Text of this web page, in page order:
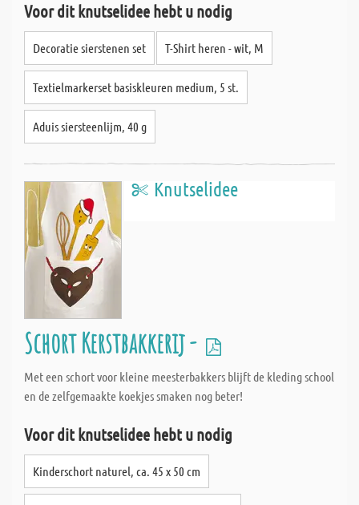
Voor dit knutselidee hebt u nodig
Decoratie sierstenen set T-Shirt heren - wit, M
Textielmarkerset basiskleuren medium, 5 st.
Aduis siersteenlijm, 40 g
Knutselidee
Schort Kerstbakkerij -
Met een schort voor kleine meesterbakkers blijft de kleding school
en de zelfgemaakte koekjes smaken nog beter!
Voor dit knutselidee hebt u nodig
Kinderschort naturel, ca. 45 x 50 cm